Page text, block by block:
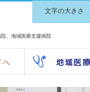
、地域医療支援病院
文字の大きさ